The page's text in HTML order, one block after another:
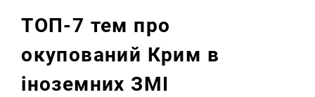
ТОП-7 тем про
окупований Крим в
іноземних ЗМІ